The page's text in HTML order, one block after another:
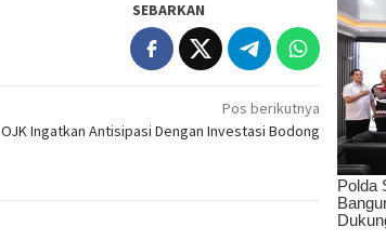
SEBARKAN
Pos berikutnya
OJK Ingatkan Antisipasi Dengan Investasi Bodong